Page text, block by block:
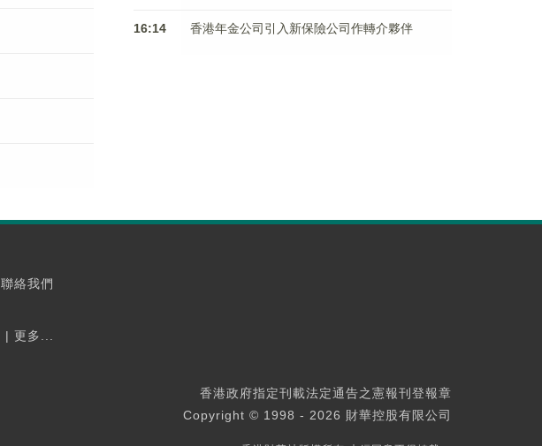
16:14 香港年金公司引入新保險公司作轉介夥伴
聯絡我們
| 更多...
香港政府指定刊載法定通告之憲報刊登報章
Copyright © 1998 - 2026 財華控股有限公司